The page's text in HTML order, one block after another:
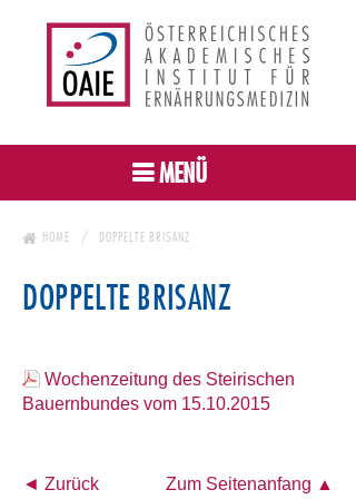
MENÜ
HOME DOPPELTE BRISANZ
DOPPELTE BRISANZ
Wochenzeitung des Steirischen
Bauernbundes vom 15.10.2015
◄ Zurück Zum Seitenanfang ▲